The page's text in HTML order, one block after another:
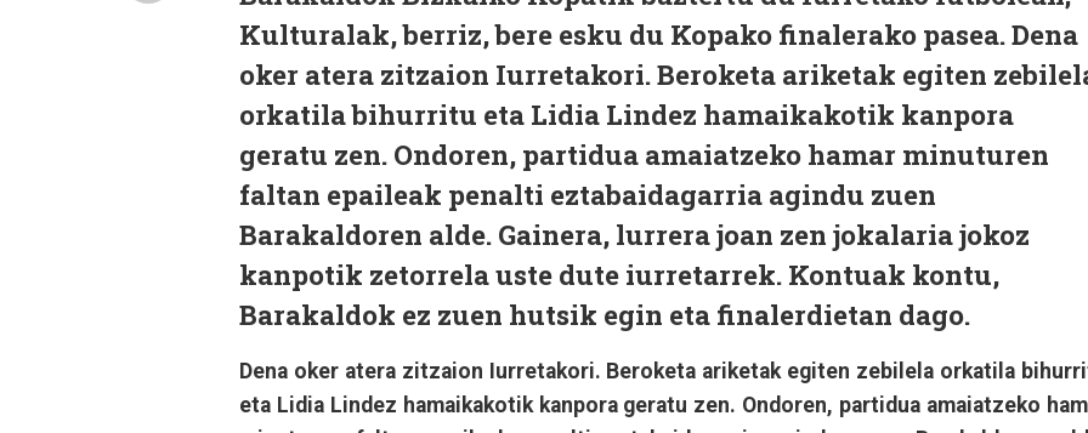
Kulturalak, berriz, bere esku du Kopako finalerako pasea. Dena
oker atera zitzaion Iurretakori. Beroketa ariketak egiten
orkatila bihurritu eta Lidia Lindez hamaikakotik kanpora
geratu zen. Ondoren, partidua amaiatzeko hamar minuturen
faltan epaileak penalti eztabaidagarria agindu zuen
Barakaldoren alde. Gainera, lurrera joan zen jokalaria jokoz
kanpotik zetorrela uste dute iurretarrek. Kontuak kontu,
Barakaldok ez zuen hutsik egin eta finalerdietan dago.
Dena oker atera zitzaion Iurretakori. Beroketa ariketak egiten zebilela orkatila
eta Lidia Lindez hamaikakotik kanpora geratu zen. Ondoren, partidua amaiatzeko